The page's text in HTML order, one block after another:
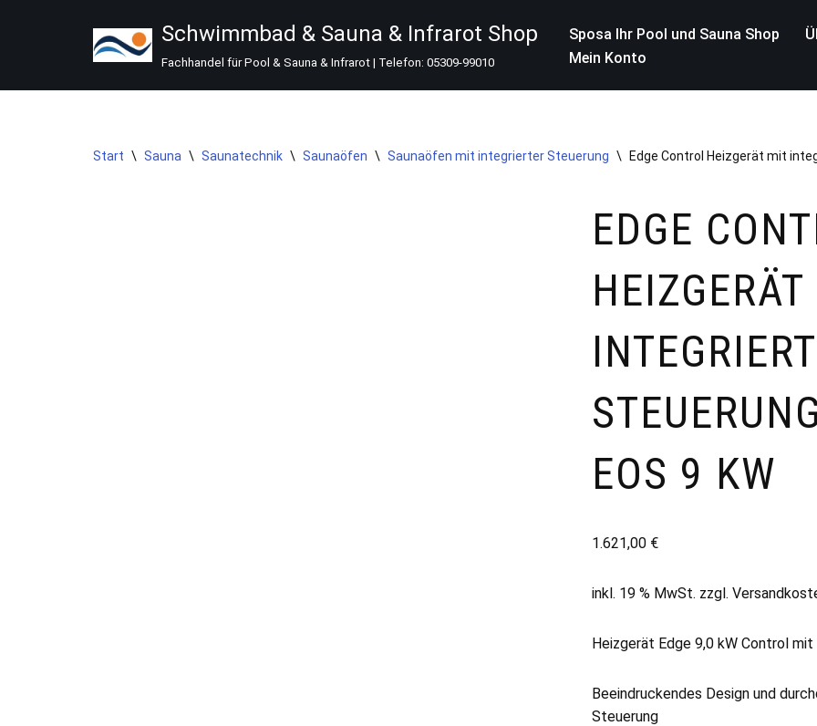
springen
Schwimmbad & Sauna & Infrarot Shop
Fachhandel für Pool & Sauna & Infrarot | Telefon: 05309-99010
Sposa Ihr Pool und Sauna Shop
Mein Konto
Start \ Sauna \ Saunatechnik \ Saunaöfen \ Saunaöfen mit integrierter Steuerung \ Edge Control Heizgerät mit
EDGE
EOS 9 KW
1.621,00 €
inkl. 19 % MwSt. zzgl.
Heizgerät Edge 9,0 kW Control
Beeindruckendes Design und
Steuerung